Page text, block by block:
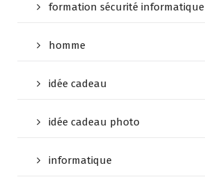
formation sécurité informatique
homme
idée cadeau
idée cadeau photo
informatique